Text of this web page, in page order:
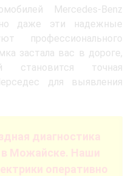
Mercedes-Benz
даже эти надежные
профессионального
застала вас в дороге,
становится точная
для выявления
диагностика
в Можайске. Наши
оперативно